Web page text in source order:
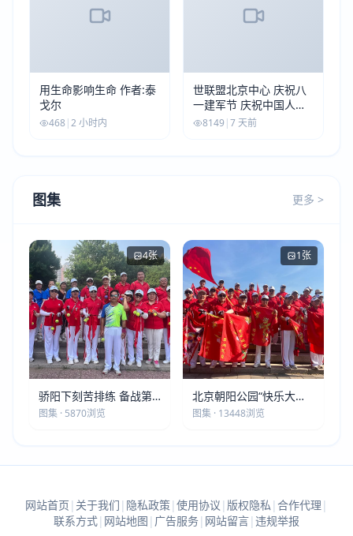
用生命影响生命 作者:泰
戈尔
468|2 小时内
世联盟北京中心 庆祝八
一建军节 庆祝中国人民
解放军建军99周年
8149 |7 天前
图集 更多 >
4张
骄阳下刻苦排练 备战第
五届莫斯科世界大健康运
图集 · 5870浏览
1张
北京朝阳公园“快乐大本
营”建党105周年庆祝活动
图集 · 13448浏览
网站首页 | 关于我们 | 隐私政策| 使用协议 | 版权隐私 | 合作代理 |
联系方式| 网站地图 | 广告服务| 网站留言| 违规举报